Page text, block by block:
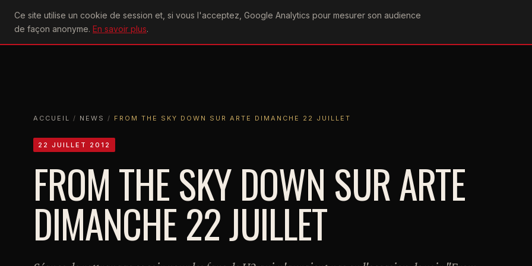
Ce site utilise un cookie de session et, si vous l'acceptez, Google Analytics pour mesurer son audience
de façon anonyme. En savoir plus.
U2achtung
ACCUEIL
ACTU CONCERTS DISCOGRAPHIEPAROLESVIDÉOGRAPHIEFORUMS
ACCUEIL / NEWS / FROM THE SKY DOWN SUR ARTE DIMANCHE 22 JUILLET
22 JUILLET 2012
FROM THE SKY DOWN SUR ARTE
DIMANCHE 22 JUILLET